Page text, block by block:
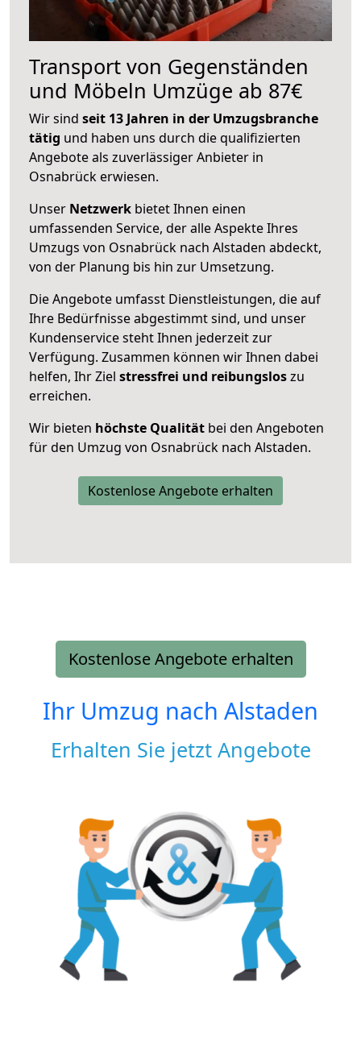
Transport von Gegenständen
und Möbeln Umzüge ab 87€
Wir sind seit 13 Jahren in der Umzugsbranche
tätig und haben uns durch die qualifizierten
Angebote als zuverlässiger Anbieter in
Osnabrück erwiesen.
Unser Netzwerk bietet Ihnen einen
umfassenden Service, der alle Aspekte Ihres
Umzugs von Osnabrück nach Alstaden abdeckt,
von der Planung bis hin zur Umsetzung.
Die Angebote umfasst Dienstleistungen, die auf
Ihre Bedürfnisse abgestimmt sind, und unser
Kundenservice steht Ihnen jederzeit zur
Verfügung. Zusammen können wir Ihnen dabei
helfen, Ihr Ziel stressfrei und reibungsloszu
erreichen.
Wir bieten höchste Qualität bei den Angeboten
für den Umzug von Osnabrück nach Alstaden.
Kostenlose Angebote erhalten
Kostenlose Angebote erhalten
Ihr Umzug nach Alstaden
Erhalten Sie jetzt Angebote